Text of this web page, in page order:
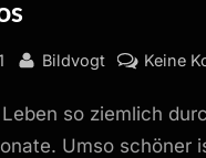
By
Bildvogt Keine
so ziemlich
Umso schöner